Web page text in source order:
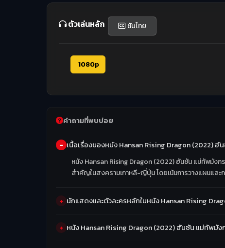
ตัวเล่นหลัก ซับไทย
1080p
คำถามที่พบบ่อย
เนื้อเรื่องของหนัง Hansan Rising Dragon (2022) ฮั
หนัง Hansan Rising Dragon (2022) ฮันซัน แม่ทัพมังก
สำคัญในสงครามเกาหลี-ญี่ปุ่น โดยเน้นการวางแผนและ
นักแสดงและตัวละครหลักในหนัง Hansan Rising
หนัง Hansan Rising Dragon (2022) ฮันซัน แม่ทัพมัง